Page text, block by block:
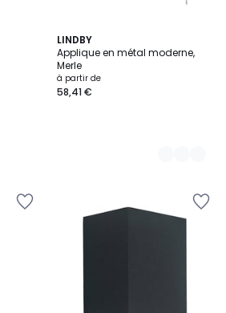
LINDBY
Applique en métal moderne,
Merle
à partir de
58,41 €
2
Couleurs